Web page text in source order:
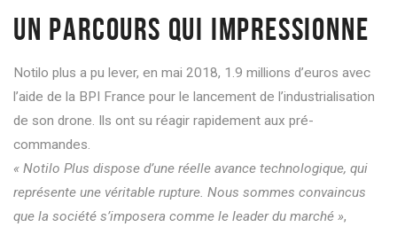
UN PARCOURS QUI IMPRESSIONNE
Notilo plus a pu lever, en mai 2018, 1.9 millions d’euros avec
l’aide de la BPI France pour le lancement de l’industrialisation
de son drone. Ils ont su réagir rapidement aux pré-
commandes.
« Notilo Plus dispose d’une réelle avance technologique, qui
représente une véritable rupture. Nous sommes convaincus
que la société s’imposera comme le leader du marché »,